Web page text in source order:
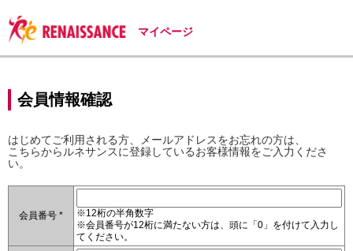
マイページ
会員情報確認
はじめてご利用される方、メールアドレスをお忘れの方は、
こちらからルネサンスに登録しているお客様情報をご入力くださ
い。
会員番号 *
※12桁の半角数字
※会員番号が12桁に満たない方は、頭に「0」を付けて入力し
てください。